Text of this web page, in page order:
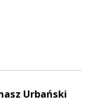
Urbański